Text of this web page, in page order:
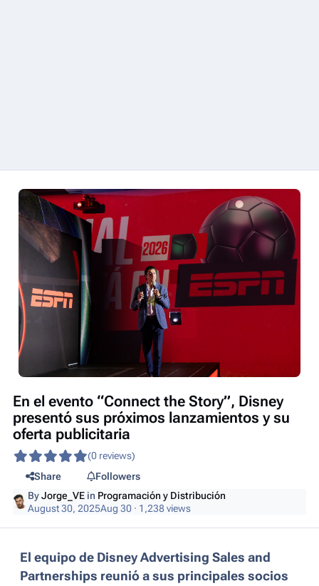
En el evento “Connect the Story”, Disney
presentó sus próximos lanzamientos y su
oferta publicitaria
(0 reviews)
Share
Followers
ByJorge_VE in Programación y Distribución
August 30, 2025Aug 30 · 1,238 views
El equipo de Disney Advertising Sales and
Partnerships reunió a sus principales socios